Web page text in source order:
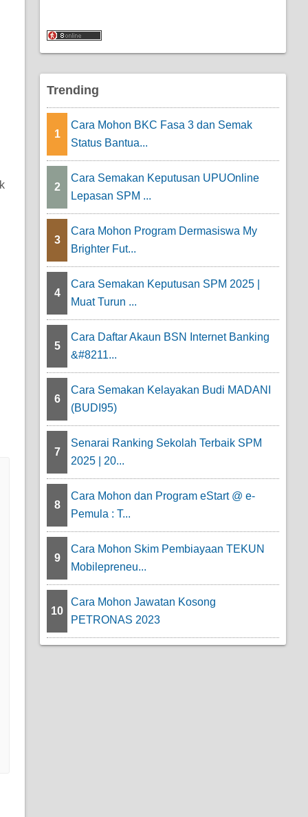
Trending
1
Cara Mohon BKC Fasa 3 dan Semak
Status Bantua...
2
Cara Semakan Keputusan UPUOnline
Lepasan SPM ...
3
Cara Mohon Program Dermasiswa My
Brighter Fut...
4
Cara Semakan Keputusan SPM 2025 |
Muat Turun ...
5
Cara Daftar Akaun BSN Internet Banking
&#8211...
6
Cara Semakan Kelayakan Budi MADANI
(BUDI95)
7
Senarai Ranking Sekolah Terbaik SPM
2025 | 20...
8
Cara Mohon dan Program eStart @ e-
Pemula : T...
9
Cara Mohon Skim Pembiayaan TEKUN
Mobilepreneu...
10
Cara Mohon Jawatan Kosong
PETRONAS 2023